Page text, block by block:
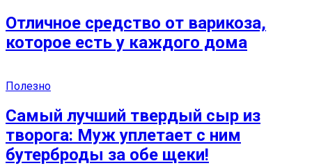
Отличное средство от варикоза,
которое есть у каждого дома
Полезно
Самый лучший твердый сыр из
творога: Муж уплетает с ним
бутерброды за обе щеки!